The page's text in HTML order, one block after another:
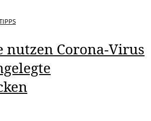
Corona-Virus